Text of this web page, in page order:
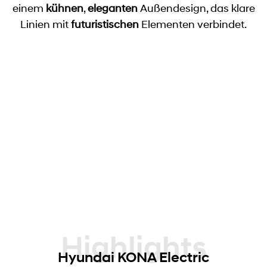
einem kühnen,elegantenAußendesign, das klare
Linien mitfuturistischen Elementen verbindet.
Highlights
Hyundai KONA Electric